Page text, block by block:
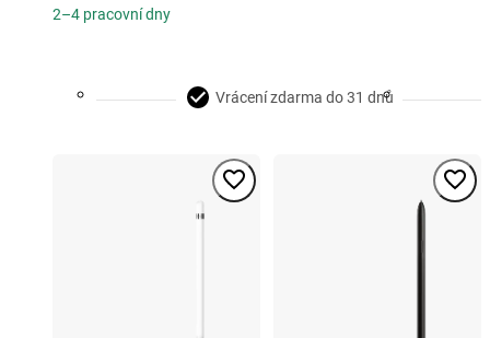
2–4 pracovní dny
Vrácení zdarma do 31 dnů